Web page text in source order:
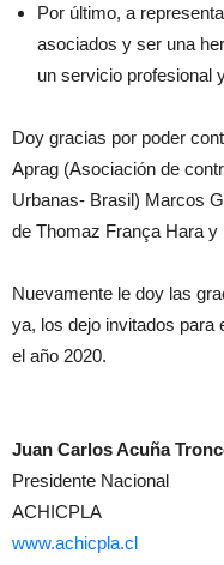
Por último, a
asociados y ser una
un servicio profesional
Doy gracias por poder
Aprag (Asociación de
Urbanas- Brasil) Marcos
de Thomaz França Hara
Nuevamente le doy las
ya, los dejo invitados para
el año 2020.
Juan Carlos Acuña
Presidente Nacional
ACHICPLA
www.achicpla.cl